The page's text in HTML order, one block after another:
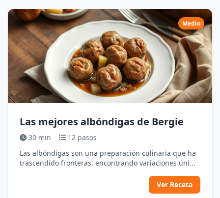
Medio
Las mejores albóndigas de Bergie
30 min
12 pasos
Las albóndigas son una preparación culinaria que ha
trascendido fronteras, encontrando variaciones úni...
Ver Receta